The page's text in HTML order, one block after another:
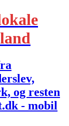
og resten
- mobil